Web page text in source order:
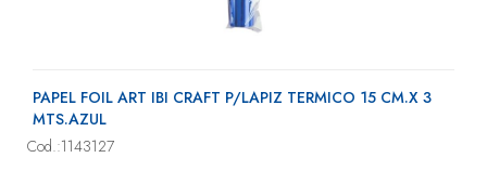
PAPEL FOIL ART IBI CRAFT P/LAPIZ TERMICO 15 CM.X 3
MTS.AZUL
Cod.:1143127